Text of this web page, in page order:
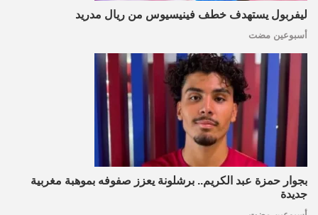
ليفربول يستهدف خطف فينيسيوس من ريال مدريد
أسبوعين مضت
بجوار حمزة عبد الكريم.. برشلونة يعزز صفوفه بموهبة مغربية
جديدة